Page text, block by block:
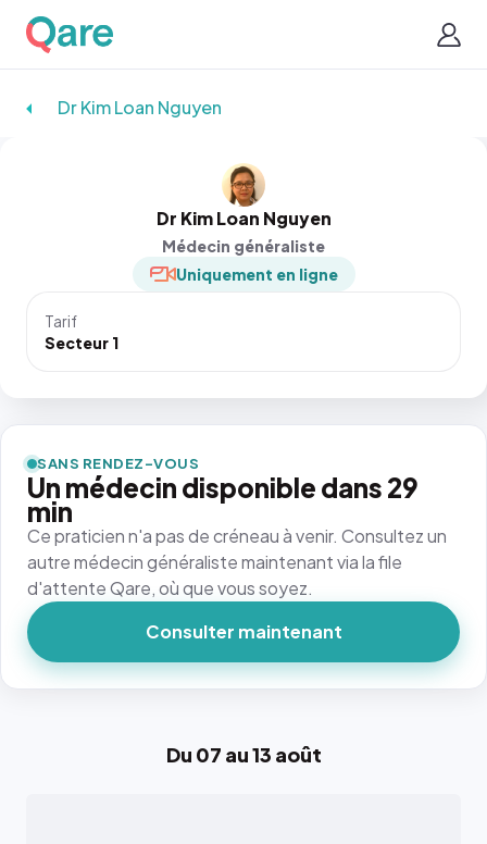
Dr Kim Loan Nguyen
Dr Kim Loan Nguyen
Médecin généraliste
Uniquement en ligne
Tarif
Secteur 1
Du 07 au 13 août
SANS RENDEZ-VOUS
Un médecin disponible dans 29
min
Ce praticien n'a pas de créneau à venir. Consultez un
autre médecin généraliste maintenant via la file
d'attente Qare, où que vous soyez.
Consulter maintenant